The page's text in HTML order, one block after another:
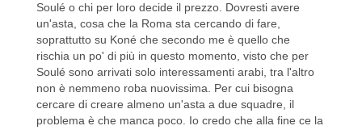
Soulé o chi per loro decide il prezzo. Dovresti avere
un'asta, cosa che la Roma sta cercando di fare,
soprattutto su Koné che secondo me è quello che
rischia un po' di più in questo momento, visto che per
Soulé sono arrivati solo interessamenti arabi, tra l'altro
non è nemmeno roba nuovissima. Per cui bisogna
cercare di creare almeno un'asta a due squadre, il
problema è che manca poco. Io credo che alla fine ce la